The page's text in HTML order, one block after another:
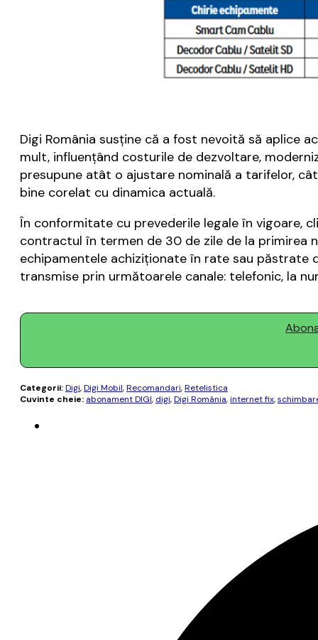
Digi România susţine că a fost nevoită să aplice
mult, influențând costurile de dezvoltare,
presupune atât o ajustare nominală a tarifelor,
bine corelat cu dinamica actuală.
În conformitate cu prevederile legale în vigoare,
contractul în termen de 30 de zile de la primirea
echipamentele achiziționate în rate sau
transmise prin următoarele canale: telefonic, la
Categorii:Digi,Digi Mobil,Recomandari,Retelistica
Cuvinte cheie: abonament DIGI, digi,Digi România,internet fix,